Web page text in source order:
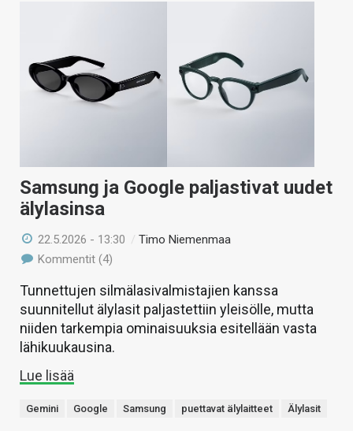
Samsung ja Google paljastivat uudet
älylasinsa
22.5.2026 - 13:30 /Timo Niemenmaa
Kommentit (4)
Tunnettujen silmälasivalmistajien kanssa
suunnitellut älylasit paljastettiin yleisölle, mutta
niiden tarkempia ominaisuuksia esitellään vasta
lähikuukausina.
Lue lisää
Gemini Google Samsung puettavat älylaitteet Älylasit